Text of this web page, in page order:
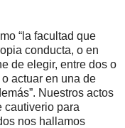
“la facultad que
conducta, o en
de elegir, entre dos o
actuar en una de
Nuestros actos
cautiverio para
nos hallamos